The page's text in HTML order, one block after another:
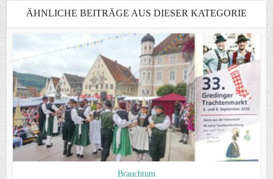
ÄHNLICHE BEITRÄGE AUS DIESER KATEGORIE
Brauchtum